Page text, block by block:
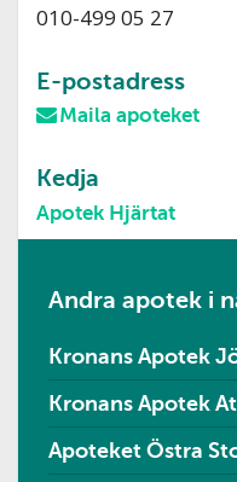
010-499 05 27
E-postadress
Maila apoteket
Kedja
Apotek Hjärtat
Andra apotek i
Kronans Apotek
Kronans Apotek
Apoteket Östra